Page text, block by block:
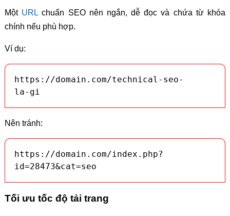
Một URL chuẩn SEO nên ngắn, dễ đọc và chứa từ khóa
chính nếu phù hợp.
Ví dụ:
https://domain.com/technical-seo-
la-gi
Nên tránh:
https://domain.com/index.php?
id=28473&cat=seo
Tối ưu tốc độ tải trang